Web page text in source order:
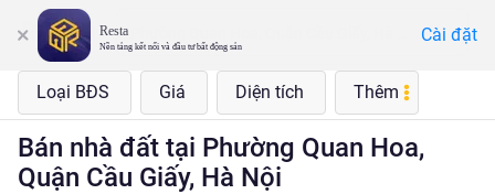
Resta
Nền tảng kết nối và đầu tư bất động sản
Cài đặt
Loại BĐS Giá Diện tích Thêm
Bán nhà đất tại Phường Quan Hoa,
Quận Cầu Giấy, Hà Nội